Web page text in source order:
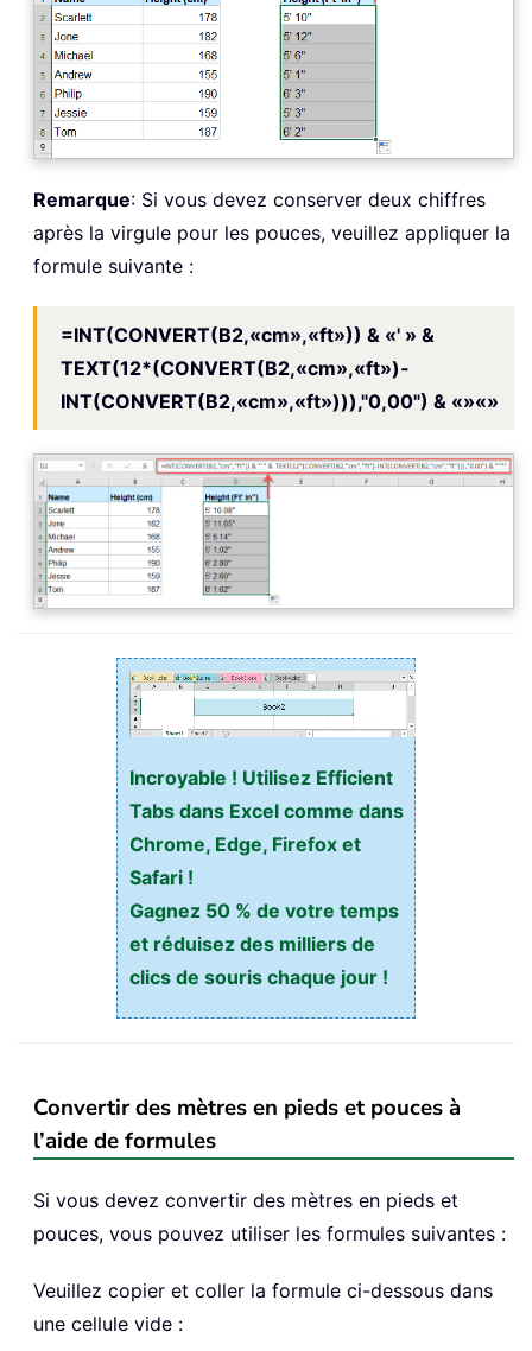
Remarque: Si vous devez conserver deux chiffres
après la virgule pour les pouces, veuillez appliquer la
formule suivante :
=INT(CONVERT(B2,«cm»,«ft»)) & «' » &
TEXT(12*(CONVERT(B2,«cm»,«ft»)-
INT(CONVERT(B2,«cm»,«ft»))),"0,00") & «»«»
Incroyable ! Utilisez Efficient
Tabs dans Excel comme dans
Chrome, Edge, Firefox et
Safari !
Gagnez 50 % de votre temps
et réduisez des milliers de
clics de souris chaque jour !
Convertir des mètres en pieds et pouces à
l’aide de formules
Si vous devez convertir des mètres en pieds et
pouces, vous pouvez utiliser les formules suivantes :
Veuillez copier et coller la formule ci-dessous dans
une cellule vide :